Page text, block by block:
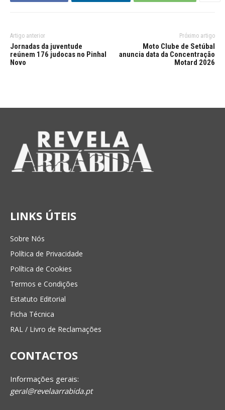
Artigo anterior
Jornadas da juventude
reúnem 176 judocas no Pinhal
Novo
Próximo artigo
Moto Clube de Setúbal
anuncia data da Concentração
Motard 2026
LINKS ÚTEIS
Sobre Nós
Política de Privacidade
Política de Cookies
Termos e Condições
Estatuto Editorial
Ficha Técnica
RAL / Livro de Reclamações
CONTACTOS
Informações gerais:
geral@revelaarrabida.pt